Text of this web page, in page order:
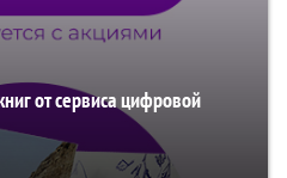
от сервиса цифровой